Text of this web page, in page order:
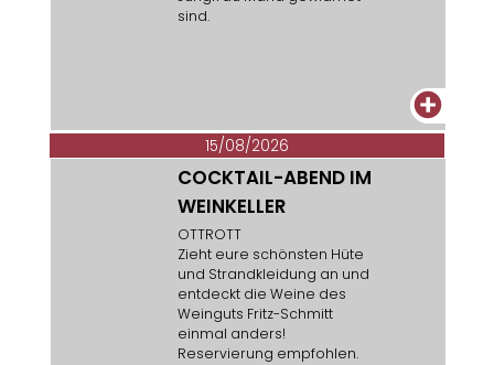
sind.
+
15/08/2026
COCKTAIL-ABEND IM
WEINKELLER
OTTROTT
Zieht eure schönsten Hüte
und Strandkleidung an und
entdeckt die Weine des
Weinguts Fritz-Schmitt
einmal anders!
Reservierung empfohlen.